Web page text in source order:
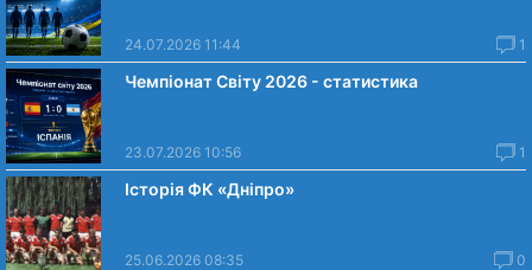
24.07.2026 11:44 1
Чемпіонат Світу 2026 - статистика
23.07.2026 10:56 1
Історія ФК «Дніпро»
25.06.2026 08:35 0